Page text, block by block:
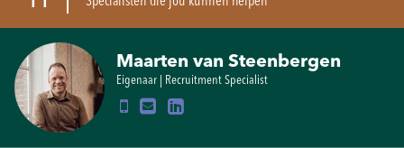
Maarten van Steenbergen
Eigenaar | Recruitment Specialist